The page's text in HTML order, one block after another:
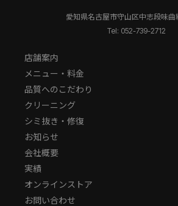
愛知県名古屋市守山区中志段味
Tel: 052-739-2712
店舗案内
メニュー・料金
品質へのこだわり
クリーニング
シミ抜き・修復
お知らせ
会社概要
実績
オンラインストア
お問い合わせ